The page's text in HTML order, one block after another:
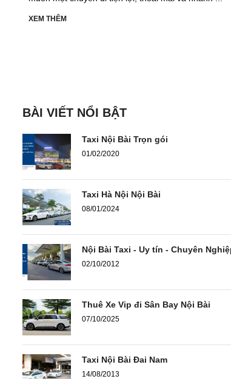
XEM THÊM
BÀI VIẾT NỔI BẬT
Taxi Nội Bài Trọn gói
01/02/2020
Taxi Hà Nội Nội Bài
08/01/2024
Nội Bài Taxi - Uy tín - Chuyên
02/10/2012
Thuê Xe Vip đi Sân Bay Nội Bài
07/10/2025
Taxi Nội Bài Đai Nam
14/08/2013